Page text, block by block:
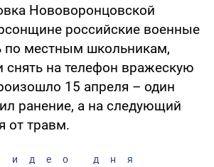
Нововоронцовской
российские военные
по местным школьникам,
снять на телефон вражескую
15 апреля – один
ранение, а на следующий
от травм.
дня